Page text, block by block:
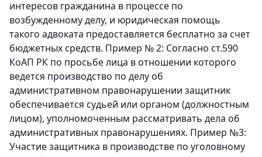
интересов гражданина в процессе по
возбужденному делу, и юридическая помощь
такого адвоката предоставляется бесплатно за счет
бюджетных средств. Пример № 2: Согласно ст.590
КоАП РК по просьбе лица в отношении которого
ведется производство по делу об
административном правонарушении защитник
обеспечивается судьей или органом (должностным
лицом), уполномоченным рассматривать дела об
административных правонарушениях. Пример №3:
Участие защитника в производстве по уголовному